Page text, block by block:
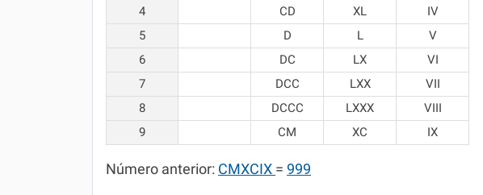
4
CD XL
IV
5
D L
V
6
DC LX
VI
7
DCC LXX
VII
8
DCCC LXXX
VIII
9
CM XC IX
Número anterior: CMXCIX = 999